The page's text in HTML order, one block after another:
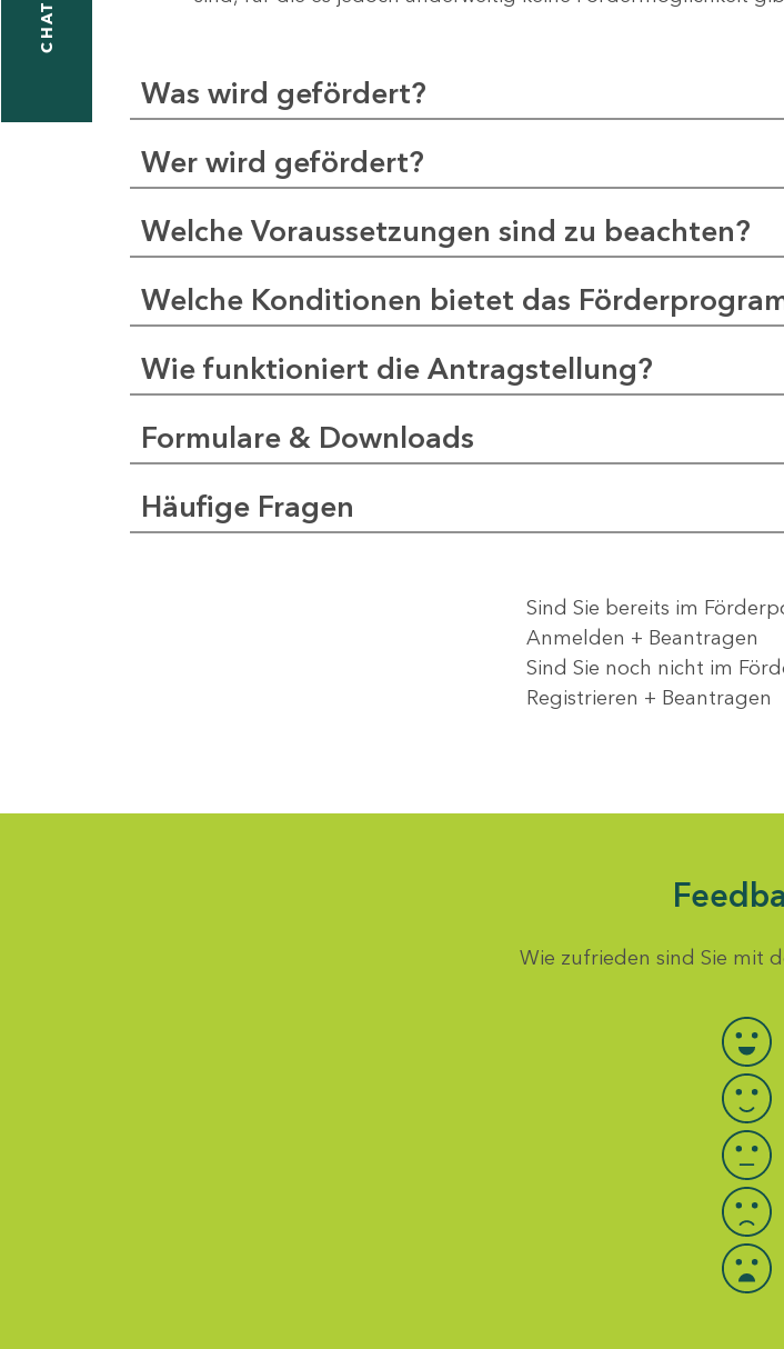
CHAT
Was wird gefördert?
Wer wird gefördert?
Welche Voraussetzungen sind zu beachten?
Welche Konditionen bietet das
Wie funktioniert die Antragstellung?
Formulare & Downloads
Häufige Fragen
Sind Sie bereits im
Anmelden + Beantragen
Sind Sie noch nicht im
Registrieren + Beantragen
Wie zufrieden sind Sie mit